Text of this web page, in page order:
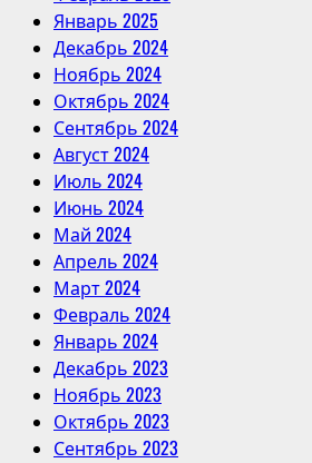
Январь 2025
Декабрь 2024
Ноябрь 2024
Октябрь 2024
Сентябрь 2024
Август 2024
Июль 2024
Июнь 2024
Май 2024
Апрель 2024
Март 2024
Февраль 2024
Январь 2024
Декабрь 2023
Ноябрь 2023
Октябрь 2023
Сентябрь 2023